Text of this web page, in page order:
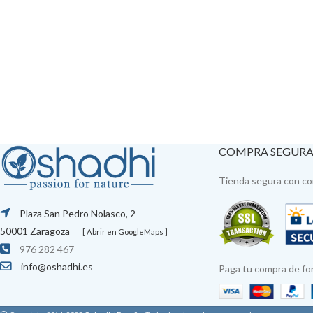
Plaza San Pedro Nolasco, 2
50001 Zaragoza
[ Abrir en GoogleMaps ]
976 282 467
info@oshadhi.es
COMPRA SEGURA
Tienda segura con
Paga tu compra de